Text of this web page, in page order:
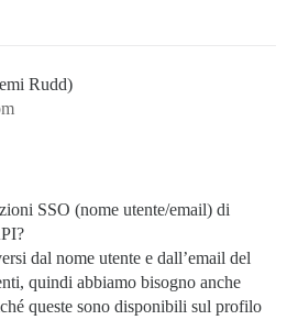
Rudd)
SSO (nome utente/email) di
dal nome utente e dall’email del
quindi abbiamo bisogno anche
queste sono disponibili sul profilo